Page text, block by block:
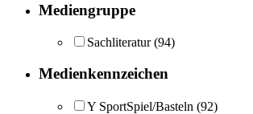
Mediengruppe
Sachliteratur (94)
Medienkennzeichen
Y SportSpiel/Basteln (92)